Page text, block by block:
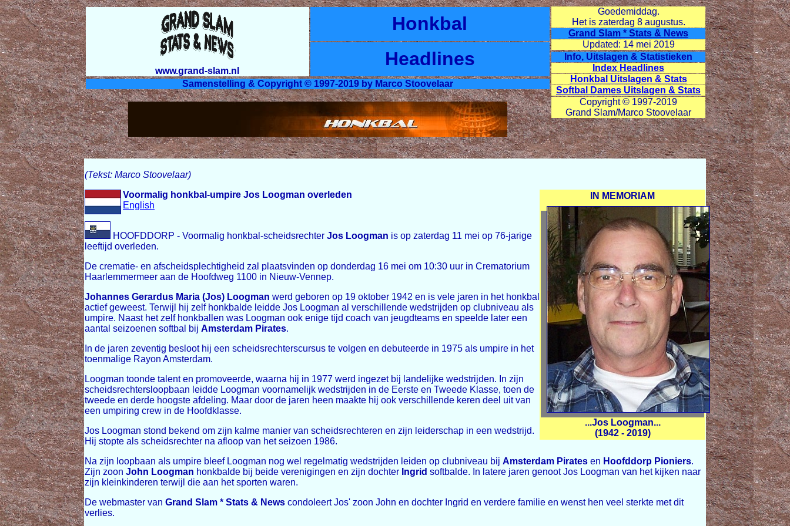
Goedemiddag.
Het is zaterdag 8 augustus.
Grand Slam * Stats & News
Updated: 14 mei 2019
Info, Uitslagen & Statistieken
Index Headlines
Honkbal Uitslagen & Stats
Softbal Dames Uitslagen & Stats
Copyright © 1997-2019
Grand Slam/Marco Stoovelaar
www.grand-slam.nl
Honkbal
Headlines
Samenstelling & Copyright © 1997-2019 by Marco Stoovelaar
(Tekst: Marco Stoovelaar)
IN MEMORIAM
...Jos Loogman...
(1942 - 2019)
Voormalig honkbal-umpire Jos Loogman overleden
English
HOOFDDORP - Voormalig honkbal-scheidsrechter Jos Loogman is op zaterdag 11 mei op 76-jarige
leeftijd overleden.
De crematie- en afscheidsplechtigheid zal plaatsvinden op donderdag 16 mei om 10:30 uur in Crematorium
Haarlemmermeer aan de Hoofdweg 1100 in Nieuw-Vennep.
Johannes Gerardus Maria (Jos) Loogman werd geboren op 19 oktober 1942 en is vele jaren in het honkbal
actief geweest. Terwijl hij zelf honkbalde leidde Jos Loogman al verschillende wedstrijden op clubniveau als
umpire. Naast het zelf honkballen was Loogman ook enige tijd coach van jeugdteams en speelde later een
aantal seizoenen softbal bij Amsterdam Pirates.
In de jaren zeventig besloot hij een scheidsrechterscursus te volgen en debuteerde in 1975 als umpire in het
toenmalige Rayon Amsterdam.
Loogman toonde talent en promoveerde, waarna hij in 1977 werd ingezet bij landelijke wedstrijden. In zijn
scheidsrechtersloopbaan leidde Loogman voornamelijk wedstrijden in de Eerste en Tweede Klasse, toen de
tweede en derde hoogste afdeling. Maar door de jaren heen maakte hij ook verschillende keren deel uit van
een umpiring crew in de Hoofdklasse.
Jos Loogman stond bekend om zijn kalme manier van scheidsrechteren en zijn leiderschap in een wedstrijd.
Hij stopte als scheidsrechter na afloop van het seizoen 1986.
Na zijn loopbaan als umpire bleef Loogman nog wel regelmatig wedstrijden leiden op clubniveau bij Amsterdam Pirates en Hoofddorp Pioniers.
Zijn zoon John Loogman honkbalde bij beide verenigingen en zijn dochter Ingrid softbalde. In latere jaren genoot Jos Loogman van het kijken naar
zijn kleinkinderen terwijl die aan het sporten waren.
De webmaster van Grand Slam * Stats & News condoleert Jos' zoon John en dochter Ingrid en verdere familie en wenst hen veel sterkte met dit
verlies.